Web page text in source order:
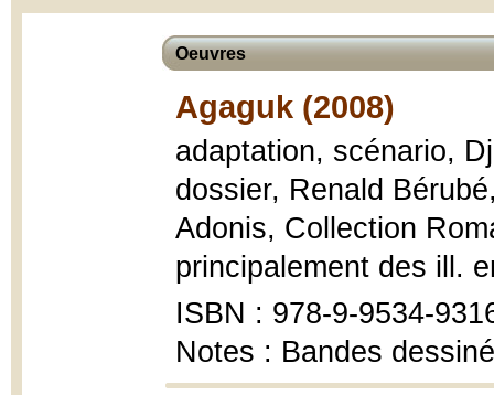
Oeuvres
Agaguk (2008)
adaptation, scénario,
dossier, Renald
Adonis, Collection
principalement des ill.
ISBN : 978-9-9534-
Notes : Bandes